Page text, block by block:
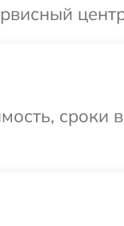
сроки